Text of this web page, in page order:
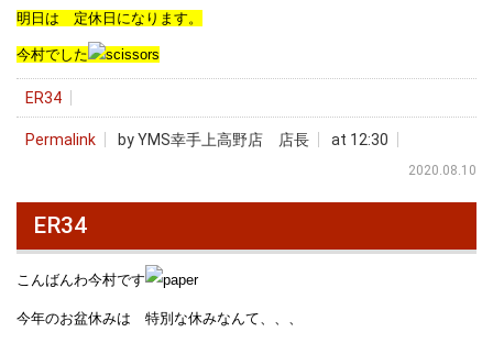
明日は 定休日になります。
今村でした
ER34
Permalink by YMS幸手上高野店 店長 at 12:30
2020.08.10
ER34
こんばんわ今村です
今年のお盆休みは 特別な休みなんて、、、